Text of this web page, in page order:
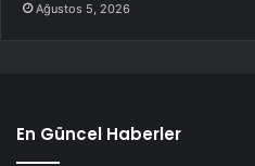
Ağustos 5, 2026
En Güncel Haberler